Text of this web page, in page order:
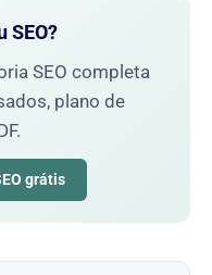
SEO?
SEO completa
plano de
grátis